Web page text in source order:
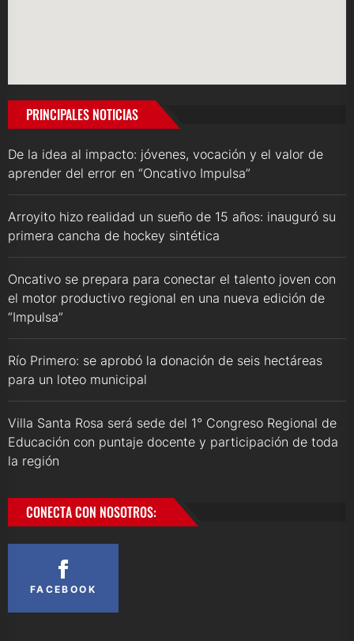
PRINCIPALES NOTICIAS
De la idea al impacto: jóvenes, vocación y el valor de
aprender del error en “Oncativo Impulsa”
Arroyito hizo realidad un sueño de 15 años: inauguró su
primera cancha de hockey sintética
Oncativo se prepara para conectar el talento joven con
el motor productivo regional en una nueva edición de
“Impulsa”
Río Primero: se aprobó la donación de seis hectáreas
para un loteo municipal
Villa Santa Rosa será sede del 1° Congreso Regional de
Educación con puntaje docente y participación de toda
la región
CONECTA CON NOSOTROS:
FACEBOOK